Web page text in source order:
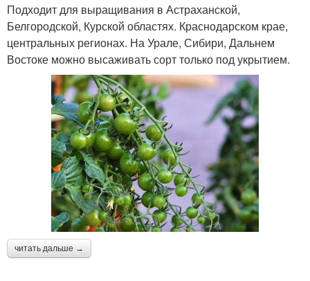
Подходит для выращивания в Астраханской,
Белгородской, Курской областях. Краснодарском крае,
центральных регионах. На Урале, Сибири, Дальнем
Востоке можно высаживать сорт только под укрытием.
читать дальше →